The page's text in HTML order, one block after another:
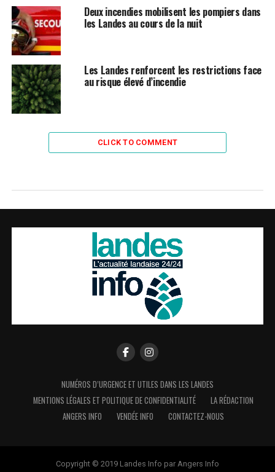
Deux incendies mobilisent les pompiers dans
les Landes au cours de la nuit
Les Landes renforcent les restrictions face
au risque élevé d’incendie
CLICK TO COMMENT
NUMÉROS D’URGENCE ET UTILES DANS LES LANDES
MENTIONS LÉGALES ET POLITIQUE DE CONFIDENTIALITÉ
LA RÉDACTION
ANGERS INFO
VENDÉE INFO CONTACTEZ-NOUS
Copyright © 2019 Landes Info par Angers Info